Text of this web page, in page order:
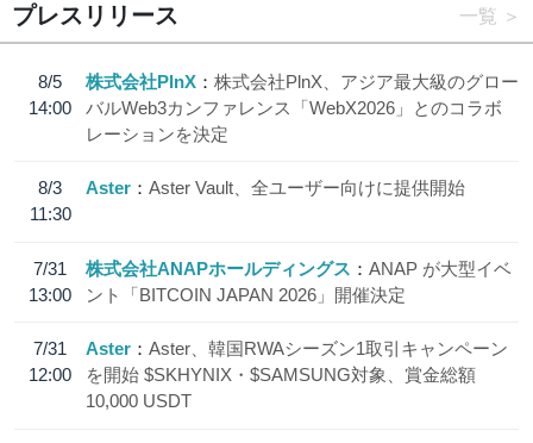
プレスリリース 一覧
8/5
14:00
株式会社PlnX
株式会社PlnX、アジア最大級のグロー
バルWeb3カンファレンス「WebX2026」とのコラボ
レーションを決定
8/3
11:30
Aster Aster Vault、全ユーザー向けに提供開始
7/31
13:00
株式会社ANAPホールディングス
ANAP が大型イベ
ント「BITCOIN JAPAN 2026」開催決定
7/31
12:00
Aster
Aster、韓国RWAシーズン1取引キャンペーン
を開始 $SKHYNIX・$SAMSUNG対象、賞金総額
10,000 USDT